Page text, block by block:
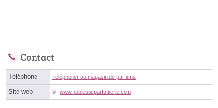
Contact
Téléphone Téléphoner au magasin de parfums
Site web www.noblesseparfumerie.com